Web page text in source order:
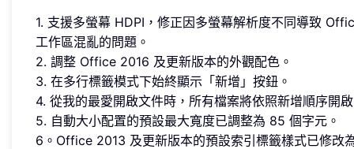
1. 支援多螢幕 HDPI，修正因多螢幕解析度不同導致
工作區混亂的問題。
2. 調整 Office 2016 及更新版本的外觀配色。
3. 在多行標籤模式下始終顯示「新增」按鈕。
4. 從我的最愛開啟文件時，所有檔案將依照新增順序開
5. 自動大小配置的預設最大寬度已調整為 85 個字元。
6。Office 2013 及更新版本的預設索引標籤樣式已修改